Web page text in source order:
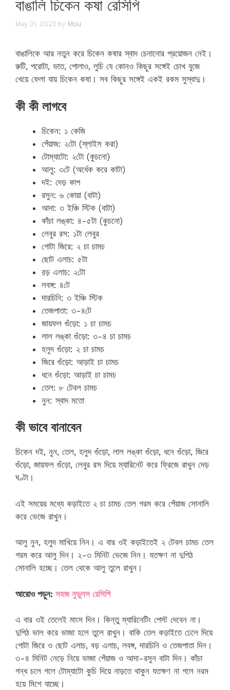
বাঙালি চিকেন কষা রেসিপি
May 31, 2023 by Mou
বাঙালিকে আর নতুন করে চিকেন কষার স্বাদ চেনানোর প্রয়োজন নেই।
রুটি, পরোটা, ভাত, পোলাও, লুচি যে কোনও কিছুর সঙ্গেই চোখ বুজে
খেয়ে ফেলা যায় চিকেন কষা। সব কিছুর সঙ্গেই একই রকম সুস্বাদু।
কী কী লাগবে
চিকেন: ১ কেজি
পেঁয়াজ: ২টো (স্লাইস করা)
টোম্যাটো: ২টো (কুচনো)
আলু: ৩টে (অর্ধেক করে কাটা)
দই: দেড় কাপ
রসুন: ৬ কোয়া (বাটা)
আদা: ৩ ইঞ্চি স্টিক (বাটা)
কাঁচা লঙ্কা: ৪-৫টা (কুচনো)
লেবুর রস: ১টা লেবুর
গোটা জিরে: ২ চা চামচ
ছোট এলাচ: ৫টা
ব়ড় এলাচ: ২টো
লবঙ্গ: ৪টে
দারচিনি: ৩ ইঞ্চি স্টিক
তেজপাতা: ৩-৪টে
জায়ফল গুঁড়ো: ১ চা চামচ
লাল লঙ্কা গুঁড়ো: ৩-৪ চা চামচ
হলুদ গুঁড়ো: ২ চা চামচ
জিরে গুঁড়ো: আড়াই চা চামচ
ধনে গুঁড়ো: আড়াই চা চামচ
তেল: ৮ টেবল চামচ
নুন: স্বাদ মতো
কী ভাবে বানাবেন
চিকেন দই, নুন, তেল, হলুদ গুঁড়ো, লাল লঙ্কা গুঁড়ো, ধনে গুঁড়ো, জিরে
গুঁড়ো, জায়ফল গুঁড়ো, লেবুর রস দিয়ে ম্যারিনেট করে ফ্রিজে রাখুন দেড়
ঘণ্টা।
এই সময়ের মধ্যে কড়াইতে ২ চা চামচ তেল গরম করে পেঁয়াজ সোনালি
করে ভেজে রাখুন।
আলু নুন, হলুদ মাখিয়ে নিন। এ বার ওই কড়াইতেই ২ টেবল চামচ তেল
গরম করে আলু দিন। ২-৩ মিনিট ভেজে নিন। যতক্ষণ না দুপিঠ
সোনালি হচ্ছে। তেল থেকে আলু তুলে রাখুন।
আরোও পড়ুন: সহজ নুডুলস রেসিপি
এ বার ওই তেলেই মাংস দিন। কিন্তু ম্যারিনেটিং পেস্ট দেবেন না।
দুপিঠ ভাল করে ভাজা হলে তুলে রাখুন। বাকি তেল কড়াইতে ঢেলে দিয়ে
গোটা জিরে ও ছোট এলাচ, বড় এলাচ, লবঙ্গ, দারচিনি ও তেজপাতা দিন।
৩-৪ মিনিট নেড়ে নিয়ে ভাজা পেঁয়াজ ও আদা-রসুন বাটা দিন। কাঁচা
গন্ধ চলে গলে টোম্যাটো কুচি দিয়ে নাড়তে থাকুন যতক্ষণ না গলে নরম
হয়ে মিশে যাচ্ছে।